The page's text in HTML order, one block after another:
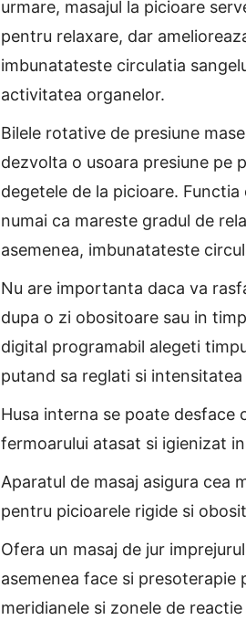
urmare, masajul la picioare
pentru relaxare, dar
imbunatateste circulatia
activitatea organelor.
Bilele rotative de presiune
dezvolta o usoara presiune pe
degetele de la picioare. Functia
numai ca mareste gradul de
asemenea, imbunatateste
Nu are importanta daca va
dupa o zi obositoare sau in
digital programabil alegeti
putand sa reglati si intensitatea
Husa interna se poate desface
fermoarului atasat si igienizat
Aparatul de masaj asigura cea
pentru picioarele rigide si
Ofera un masaj de jur
asemenea face si presoterapie
meridianele si zonele de